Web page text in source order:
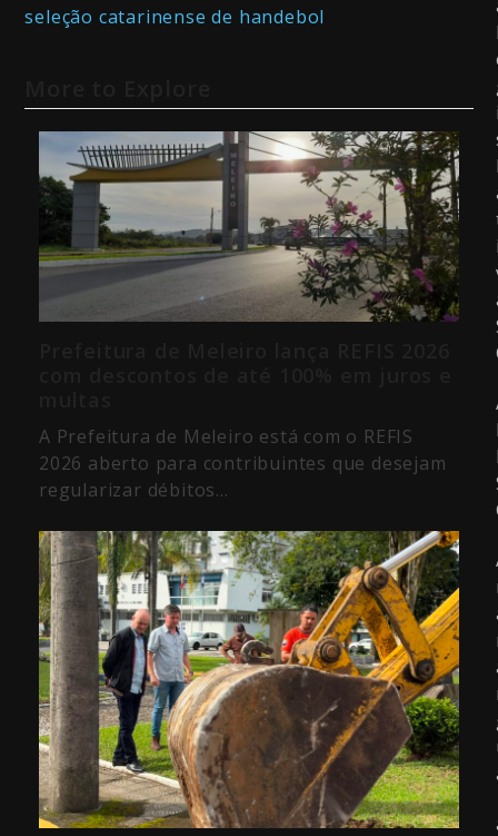
seleção catarinense de handebol
A Prefeitura de Meleiro está com o REFIS
2026 aberto para contribuintes que desejam
regularizar débitos…